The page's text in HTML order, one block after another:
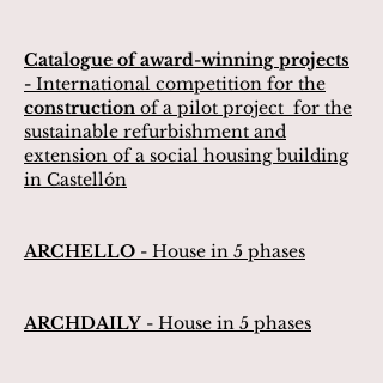
Catalogue of award-winning projects
- International competition for the
construction of a pilot project for the
sustainable refurbishment and
extension of a social housing building
in Castellón
ARCHELLO - House in 5 phases
ARCHDAILY - House in 5 phases